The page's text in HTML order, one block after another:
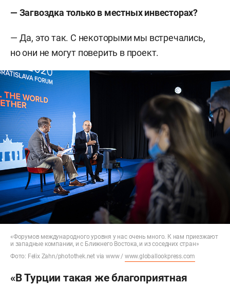
— Загвоздка только в местных инвесторах?
— Да, это так. С некоторыми мы встречались,
но они не могут поверить в проект.
«Форумов международного уровня у нас очень много. К нам приезжают
и западные компании, и с Ближнего Востока, и из соседних стран»
Фото: Felix Zahn/photothek.net via www / www.globallookpress.com
«В Турции такая же благоприятная